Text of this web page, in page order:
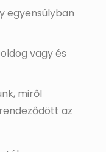
egyensúlyban
vagy és
miről
az